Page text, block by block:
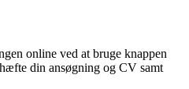
online ved at bruge knappen
din ansøgning og CV samt